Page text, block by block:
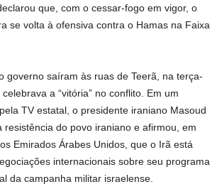
que, com o cessar-fogo em vigor, o
se volta à ofensiva contra o Hamas na Faixa
governo saíram às ruas de Teerã, na terça-
a “vitória” no conflito. Em um
TV estatal, o presidente iraniano Masoud
resistência do povo iraniano e afirmou, em
Emirados Árabes Unidos, que o Irã está
internacionais sobre seu programa
da campanha militar israelense.